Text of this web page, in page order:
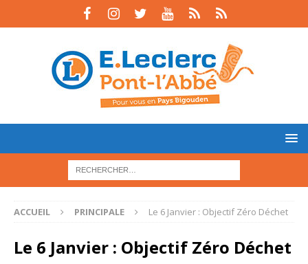
ACCUEIL PRINCIPALE Le 6 Janvier : Objectif Zéro Déchet
Le 6 Janvier : Objectif Zéro Déchet